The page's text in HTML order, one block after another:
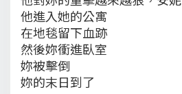
他進入她的公寓
在地毯留下血跡
然後妳衝進臥室
妳被擊倒
妳的末日到了